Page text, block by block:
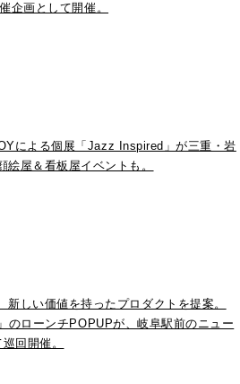
企画として開催。
による個展「Jazz Inspired」が三重・岩
絵屋＆看板屋イベントも。
しい価値を持ったプロダクトを提案。
のローンチPOPUPが、岐阜駅前のニュー
回開催。